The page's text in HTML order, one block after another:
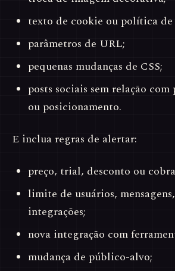
texto de cookie ou política
parâmetros de URL;
pequenas mudanças de CSS;
posts sociais sem relação
ou posicionamento.
E inclua regras de alertar:
preço, trial, desconto ou
limite de usuários,
integrações;
nova integração com
mudança de público-alvo;